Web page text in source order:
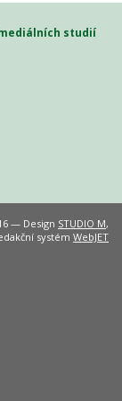
studií
— Design STUDIO M,
systém WebJET